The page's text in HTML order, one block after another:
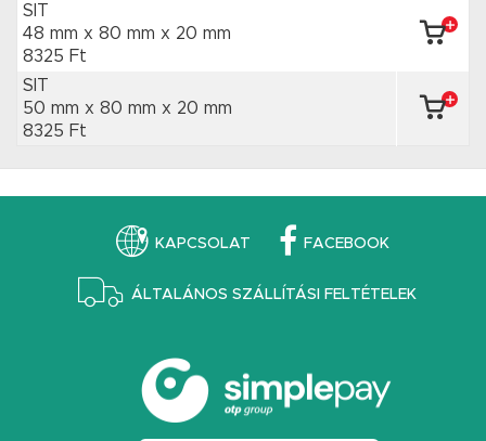
SIT
48 mm x 80 mm x 20 mm
8325 Ft
SIT
50 mm x 80 mm x 20 mm
8325 Ft
KAPCSOLAT FACEBOOK
ÁLTALÁNOS SZÁLLÍTÁSI FELTÉTELEK